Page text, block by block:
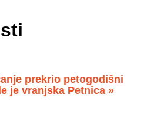
prekrio petogodišni
je vranjska Petnica »